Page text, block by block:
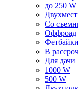
до 250 W
Со
Оффроад
В
Для дачи
1000 W
500 W